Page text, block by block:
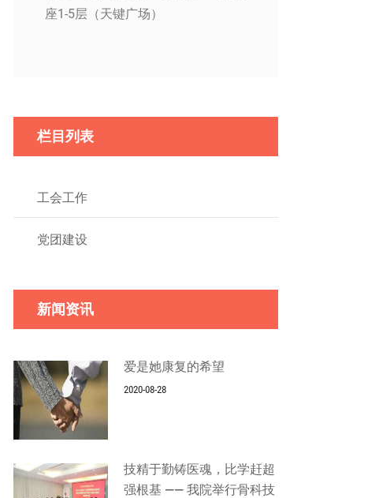
座1-5层（天键广场）
栏目列表
工会工作
党团建设
新闻资讯
爱是她康复的希望
2020-08-28
技精于勤铸医魂，比学赶超
强根基 —— 我院举行骨科技